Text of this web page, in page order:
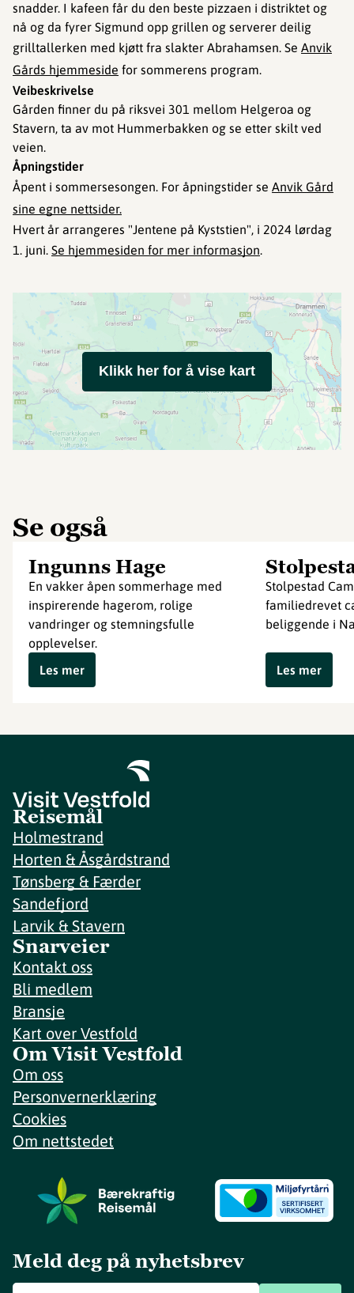
snadder. I kafeen får du den beste pizzaen i distriktet og
nå og da fyrer Sigmund opp grillen og serverer deilig
grilltallerken med kjøtt fra slakter Abrahamsen. Se Anvik
Gårds hjemmeside for sommerens program.
Veibeskrivelse
Gården finner du på riksvei 301 mellom Helgeroa og
Stavern, ta av mot Hummerbakken og se etter skilt ved
veien.
Åpningstider
Åpent i sommersesongen. For åpningstider se Anvik Gård
sine egne nettsider.
Hvert år arrangeres "Jentene på Kyststien", i 2024 lørdag
1. juni. Se hjemmesiden for mer informasjon.
Klikk her for å vise kart
Se også
Ingunns Hage
En vakker åpen sommerhage med
inspirerende hagerom, rolige
vandringer og stemningsfulle
opplevelser.
Les mer
Stolpestad
familiedrevet
beliggende i
Les mer
Reisemål
Holmestrand
Horten & Åsgårdstrand
Tønsberg & Færder
Sandefjord
Larvik & Stavern
Snarveier
Kontakt oss
Bli medlem
Bransje
Kart over Vestfold
Om Visit Vestfold
Om oss
Personvernerklæring
Cookies
Om nettstedet
Meld deg på nyhetsbrev